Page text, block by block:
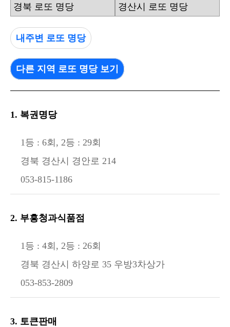
경북 로또 명당 경산시 로또 명당
내주변 로또 명당
다른 지역 로또 명당 보기
1. 복권명당
1등 : 6회, 2등 : 29회
경북 경산시 경안로 214
053-815-1186
2. 부흥청과식품점
1등 : 4회, 2등 : 26회
경북 경산시 하양로 35 우방3차상가
053-853-2809
3. 토큰판매